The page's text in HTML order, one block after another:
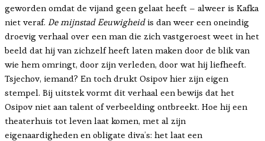
geworden omdat de vijand geen gelaat heeft – alweer is Kafka
niet veraf. De mijnstad Eeuwigheidis dan weer een oneindig
droevig verhaal over een man die zich vastgeroest weet in het
beeld dat hij van zichzelf heeft laten maken door de blik van
wie hem omringt, door zijn verleden, door wat hij liefheeft.
Tsjechov, iemand? En toch drukt Osipov hier zijn eigen
stempel. Bij uitstek vormt dit verhaal een bewijs dat het
Osipov niet aan talent of verbeelding ontbreekt. Hoe hij een
theaterhuis tot leven laat komen, met al zijn
eigenaardigheden en obligate diva’s: het laat een